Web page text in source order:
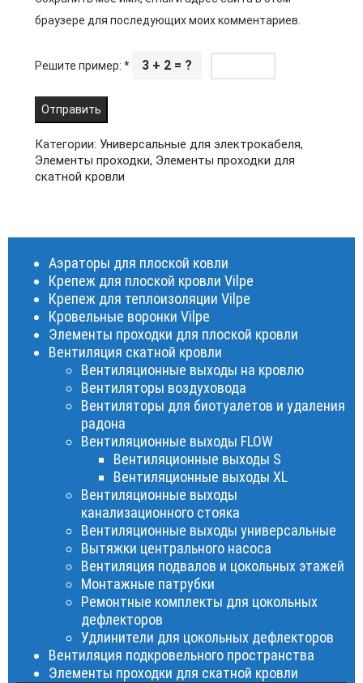
браузере для последующих моих комментариев.
Решите пример: * 3 + 2 = ?
Категории: Универсальные для электрокабеля,
Элементы проходки, Элементы проходки для
скатной кровли
Аэраторы для плоской ковли
Крепеж для плоской кровли Vilpe
Крепеж для теплоизоляции Vilpe
Кровельные воронки Vilpe
Элементы проходки для плоской кровли
Вентиляция скатной кровли
Вентиляционные выходы на кровлю
Вентиляторы воздуховода
Вентиляторы для биотуалетов и удаления
радона
Вентиляционные выходы FLOW
Вентиляционные выходы S
Вентиляционные выходы XL
Вентиляционные выходы
канализационного стояка
Вентиляционные выходы универсальные
Вытяжки центрального насоса
Вентиляция подвалов и цокольных этажей
Монтажные патрубки
Ремонтные комплекты для цокольных
дефлекторов
Удлинители для цокольных дефлекторов
Вентиляция подкровельного пространства
Элементы проходки для скатной кровли